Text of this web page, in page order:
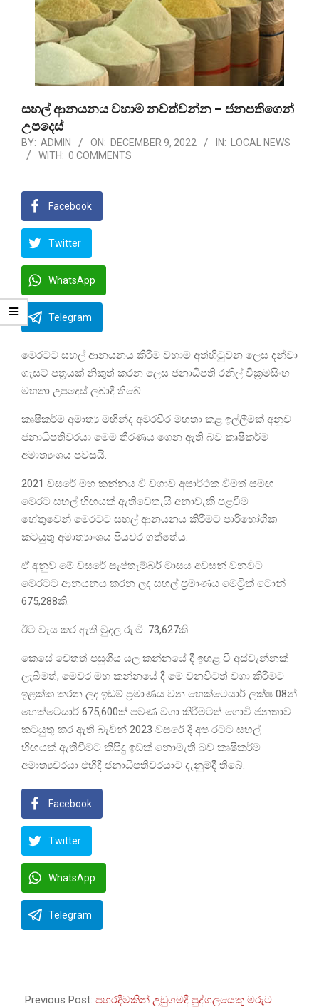
සහල් ආනයනය වහාම නවත්වන්න – ජනපතිගෙන්
උපදෙස්
BY: ADMIN ON: DECEMBER 9, 2022 IN:
LOCAL NEWS
WITH: 0 COMMENTS
Facebook
Twitter
WhatsApp
Telegram
මෙරටට සහල් ආනයනය කිරීම වහාම අත්හිටුවන ලෙස දන්වා
ගැසට් පත්‍රයක් නිකුත් කරන ලෙස ජනාධිපති රනිල් වික්‍රමසිංහ
මහතා උපදෙස් ලබාදී තිබේ.
කෘෂිකර්ම අමාත්‍ය මහින්ද අමරවීර මහතා කළ ඉල්ලීමක් අනුව
ජනාධිපතිවරයා මෙම තීරණය ගෙන ඇති බව කෘෂිකර්ම
අමාත්‍යංශය පවසයි.
2021 වසරේ මහ කන්නය වී වගාව අසාර්ථක වීමත් සමඟ
මෙරට සහල් හිඟයක් ඇතිවෙතැයි අනාවැකි පළවීම
හේතුවෙන් මෙරටට සහල් ආනයනය කිරීමට පාරිභෝගික
කටයුතු අමාත්‍යාංශය පියවර ගත්තේය.
ඒ අනුව මේ වසරේ සැප්තැම්බර් මාසය අවසන් වනවිට
මෙරටට ආනයනය කරන ලද සහල් ප්‍රමාණය මෙට්‍රික් ටොන්
675,288කි.
ඊට වැය කර ඇති මුදල රු.මි. 73,627කි.
කෙසේ වෙතත් පසුගිය යල කන්නයේ දී ඉහළ වී අස්වැන්නක්
ලැබීමත්, මෙවර මහ කන්නයේ දී මේ වනවිටත් වගා කිරීමට
ඉළක්ක කරන ලද ඉඩම් ප්‍රමාණය වන හෙක්ටෙයාර් ලක්ෂ 08න්
හෙක්ටෙයාර් 675,600ක් පමණ වගා කිරීමටත් ගොවි ජනතාව
කටයුතු කර ඇති බැවින් 2023 වසරේ දී අප රටට සහල්
හිඟයක් ඇතිවීමට කිසිදු ඉඩක් නොමැති බව කෘෂිකර්ම
අමාත්‍යවරයා එහිදී ජනාධිපතිවරයාට දැනුම්දී තිබේ.
Facebook
Twitter
WhatsApp
Telegram
12-
Previous Post: පහරදීමකින් උඩුගමදී පුද්ගලයෙකු මරුට